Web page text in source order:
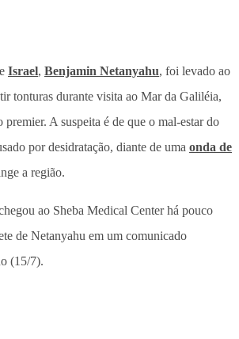
Israel, Benjamin Netanyahu, foi levado ao
tonturas durante visita ao Mar da Galiléia,
premier. A suspeita é de que o mal-estar do
por desidratação, diante de uma onda de
a região.
ao Sheba Medical Center há pouco
de Netanyahu em um comunicado
(15/7).